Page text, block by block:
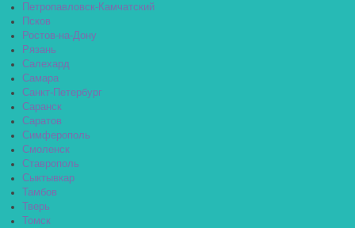
Петропавловск-Камчатский
Псков
Ростов-на-Дону
Рязань
Салехард
Самара
Санкт-Петербург
Саранск
Саратов
Симферополь
Смоленск
Ставрополь
Сыктывкар
Тамбов
Тверь
Томск